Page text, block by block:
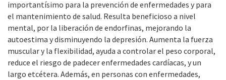
importantísimo para la prevención de enfermedades y para
el mantenimiento de salud. Resulta beneficioso a nivel
mental, por la liberación de endorfinas, mejorando la
autoestima y disminuyendo la depresión. Aumenta la fuerza
muscular y la flexibilidad, ayuda a controlar el peso corporal,
reduce el riesgo de padecer enfermedades cardíacas, y un
largo etcétera. Además, en personas con enfermedades,